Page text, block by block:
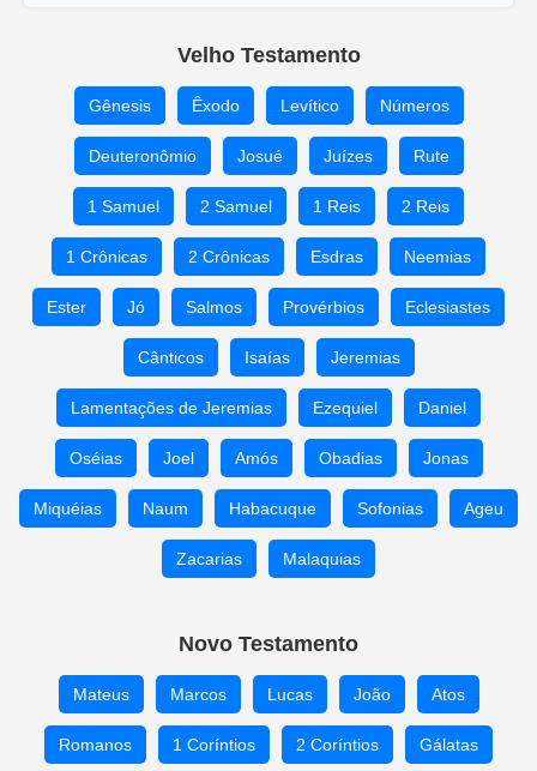
Velho Testamento
Gênesis Êxodo Levítico Números
Deuteronômio Josué Juízes Rute
1 Samuel 2 Samuel 1 Reis 2 Reis
1 Crônicas 2 Crônicas Esdras Neemias
Ester Jó Salmos Provérbios Eclesiastes
Cânticos Isaías Jeremias
Lamentações de Jeremias Ezequiel Daniel
Oséias Joel Amós Obadias Jonas
Miquéias Naum Habacuque Sofonias Ageu
Zacarias Malaquias
Novo Testamento
Mateus Marcos Lucas João Atos
Romanos 1 Coríntios 2 Coríntios Gálatas